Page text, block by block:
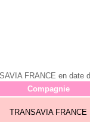
FRANCE en date
Compagnie
TRANSAVIA FRANCE